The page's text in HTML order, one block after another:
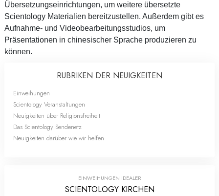
Übersetzungseinrichtungen, um weitere übersetzte
Scientology Materialien bereitzustellen. Außerdem gibt es
Aufnahme- und Videobearbeitungsstudios, um
Präsentationen in chinesischer Sprache produzieren zu
können.
RUBRIKEN DER NEUIGKEITEN
Einweihungen
Scientology Veranstaltungen
Neuigkeiten über Religionsfreiheit
Das Scientology Sendenetz
Neuigkeiten darüber wie wir helfen
EINWEIHUNGEN IDEALER
SCIENTOLOGY KIRCHEN